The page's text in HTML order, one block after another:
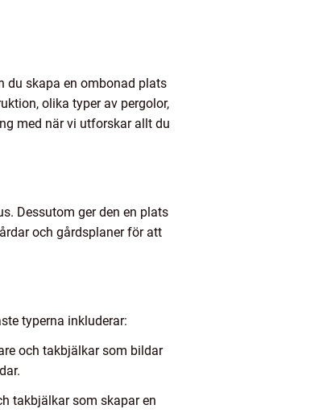
du skapa en ombonad plats
olika typer av pergolor,
med när vi utforskar allt du
Dessutom ger den en plats
och gårdsplaner för att
typerna inkluderar:
och takbjälkar som bildar
takbjälkar som skapar en